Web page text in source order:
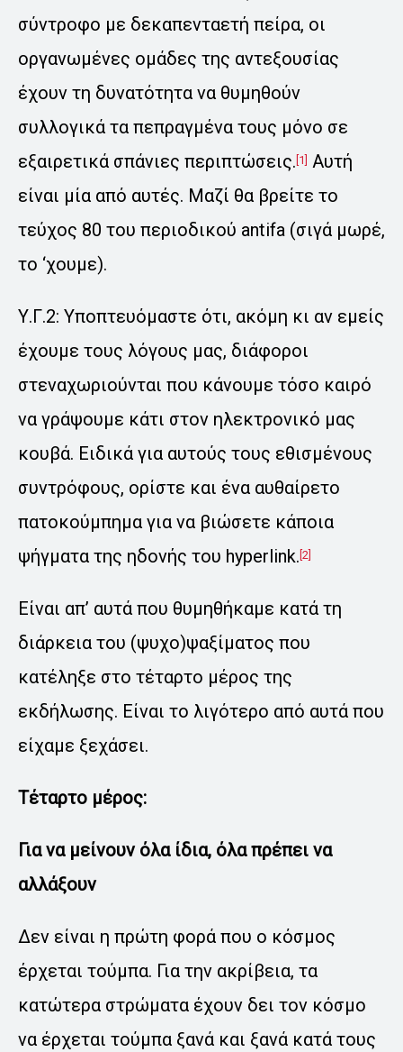
σύντροφο με δεκαπενταετή πείρα, οι
οργανωμένες ομάδες της αντεξουσίας
έχουν τη δυνατότητα να θυμηθούν
συλλογικά τα πεπραγμένα τους μόνο σε
εξαιρετικά σπάνιες περιπτώσεις. [1] Αυτή
είναι μία από αυτές. Μαζί θα βρείτε το
τεύχος 80 του περιοδικού antifa (σιγά μωρέ,
το ‘χουμε).
Υ.Γ.2: Υποπτευόμαστε ότι, ακόμη κι αν εμείς
έχουμε τους λόγους μας, διάφοροι
στεναχωριούνται που κάνουμε τόσο καιρό
να γράψουμε κάτι στον ηλεκτρονικό μας
κουβά. Ειδικά για αυτούς τους εθισμένους
συντρόφους, ορίστε και ένα αυθαίρετο
πατοκούμπημα για να βιώσετε κάποια
ψήγματα της ηδονής του hyperlink. [2]
Είναι απ’ αυτά που θυμηθήκαμε κατά τη
διάρκεια του (ψυχο)ψαξίματος που
κατέληξε στο τέταρτο μέρος της
εκδήλωσης. Είναι το λιγότερο από αυτά που
είχαμε ξεχάσει.
Τέταρτο μέρος:
Για να μείνουν όλα ίδια, όλα πρέπει να
αλλάξουν
Δεν είναι η πρώτη φορά που ο κόσμος
έρχεται τούμπα. Για την ακρίβεια, τα
κατώτερα στρώματα έχουν δει τον κόσμο
να έρχεται τούμπα ξανά και ξανά κατά τους